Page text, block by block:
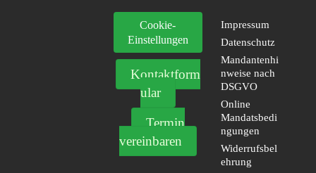
Cookie-
Einstellungen
Kontaktform
ular
Termin
vereinbaren
Impressum
Datenschutz
Mandantenhi
nweise nach
DSGVO
Online
Mandatsbedi
ngungen
Widerrufsbel
ehrung